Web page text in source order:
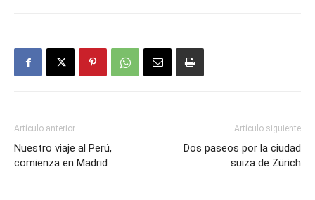
Artículo anterior
Nuestro viaje al Perú,
comienza en Madrid
Artículo siguiente
Dos paseos por la ciudad
suiza de Zürich